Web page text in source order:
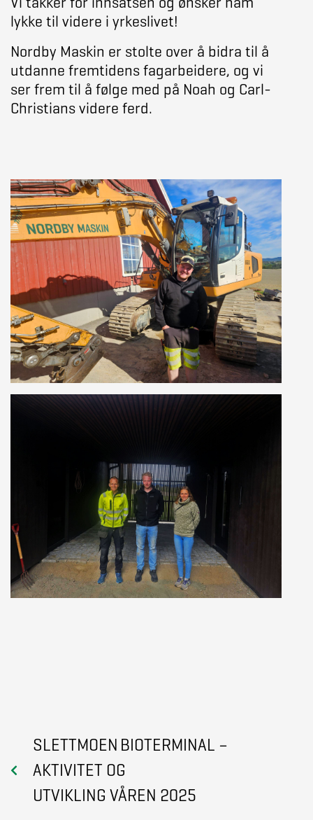
lykke til videre i yrkeslivet!
Nordby Maskin er stolte over å bidra til å
utdanne fremtidens fagarbeidere, og vi
ser frem til å følge med på Noah og Carl-
Christians videre ferd.
SLETTMOEN BIOTERMINAL –
AKTIVITET OG
UTVIKLING VÅREN 2025